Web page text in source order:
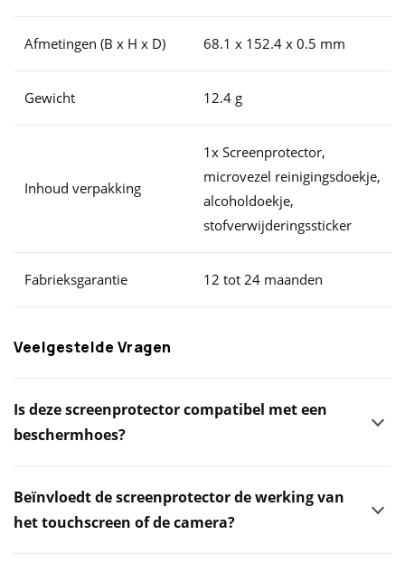
Afmetingen (B x H x D) 68.1 x 152.4 x 0.5 mm
Gewicht 12.4 g
Inhoud verpakking
1x Screenprotector,
microvezel reinigingsdoekje,
alcoholdoekje,
stofverwijderingssticker
Fabrieksgarantie 12 tot 24 maanden
Veelgestelde Vragen
Is deze screenprotector compatibel met een
beschermhoes?
Beïnvloedt de screenprotector de werking van
het touchscreen of de camera?